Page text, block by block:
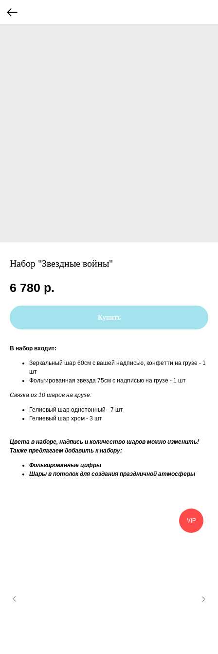
Набор "Звездные войны"
6 780 р.
Купить
В набор входит:
Зеркальный шар 60см с вашей надписью, конфетти на грузе - 1
шт
Фольгированная звезда 75см с надписью на грузе - 1 шт
Связка из 10 шаров на грузе:
Гелиевый шар однотонный - 7 шт
Гелиевый шар хром - 3 шт
Цвета в наборе, надпись и количество шаров можно изменить!
Также предлагаем добавить к набору:
Фольгированные цифры
Шары в потолок для создания праздничной атмосферы
VIP